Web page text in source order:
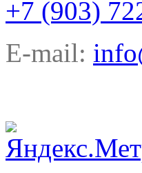
+7 (903)
E-mail: